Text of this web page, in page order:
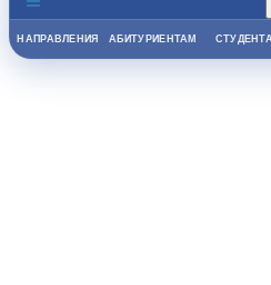
НАПРАВЛЕНИЯ АБИТУРИЕНТАМ